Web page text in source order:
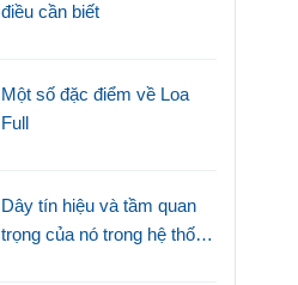
điều cần biết
Một số đặc điểm về Loa
Full
Dây tín hiệu và tầm quan
trọng của nó trong hệ thống